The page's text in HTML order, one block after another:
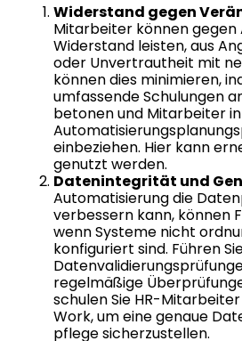
Widerstand gegen
Mitarbeiter können gegen
Widerstand leisten, aus
oder Unvertrautheit mit
können dies minimieren,
umfassende Schulungen
betonen und Mitarbeiter
einbeziehen. Hier kann
genutzt werden.
Datenintegrität und
Automatisierung die
verbessern kann, können
wenn Systeme nicht
konfiguriert sind. Führen
regelmäßige
schulen Sie HR-
Work, um eine genaue
pflege sicherzustellen.